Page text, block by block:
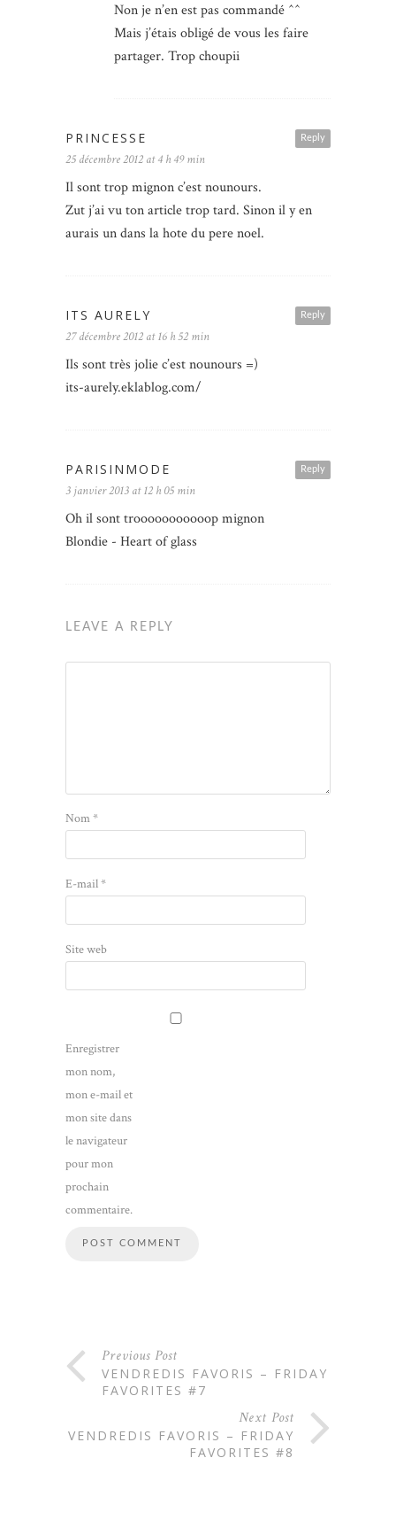
Non je n’en est pas commandé ^^
Mais j’étais obligé de vous les faire
partager. Trop choupii
Reply
PRINCESSE
25 décembre 2012 at 4 h 49 min
Il sont trop mignon c’est nounours.
Zut j’ai vu ton article trop tard. Sinon il y en
aurais un dans la hote du pere noel.
Reply
ITS AURELY
27 décembre 2012 at 16 h 52 min
Ils sont très jolie c’est nounours =)
its-aurely.eklablog.com/
Reply
PARISINMODE
3 janvier 2013 at 12 h 05 min
Oh il sont trooooooooooop mignon
Blondie - Heart of glass
LEAVE A REPLY
Nom*
E-mail*
Site web
Enregistrer
mon nom,
mon e-mail et
mon site dans
le navigateur
pour mon
prochain
commentaire.
Previous Post
VENDREDIS FAVORIS – FRIDAY
FAVORITES #7
Next Post
VENDREDIS FAVORIS – FRIDAY
FAVORITES #8